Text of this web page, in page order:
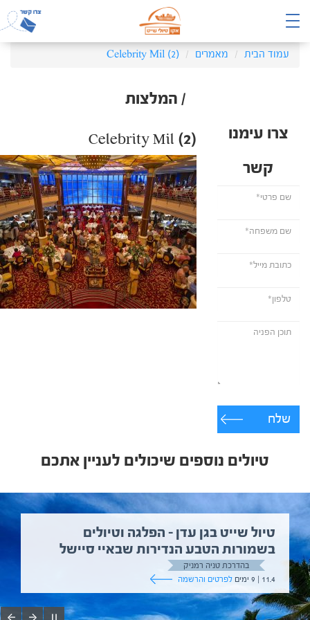
עמוד הבית מאמרים Celebrity Mil (2)
/ המלצות
צרו עימנו
קשר
שלח
Celebrity Mil (2)
טיולים נוספים שיכולים לעניין אתכם
טיול שייט בגן עדן – הפלגה וטיולים
בשמורות הטבע הנדירות שבאיי סיישל
בהדרכת טניה רמניק
11.4 | 9 ימים
לפרטים והרשמה